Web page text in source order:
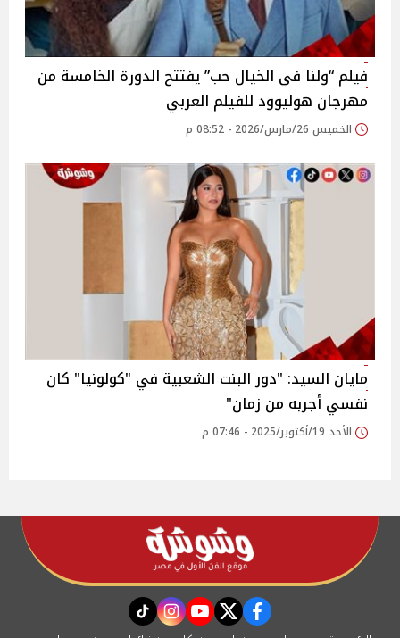
فيلم “ولنا في الخيال حب” يفتتح الدورة الخامسة من
مهرجان هوليوود للفيلم العربي
الخميس 26/مارس/2026 - 08:52 م
مايان السيد: "دور البنت الشعبية في "كولونيا" كان
نفسي أجربه من زمان"
الأحد 19/أكتوبر/2025 - 07:46 م
facebook
twitter
youtube
instagram
tiktok